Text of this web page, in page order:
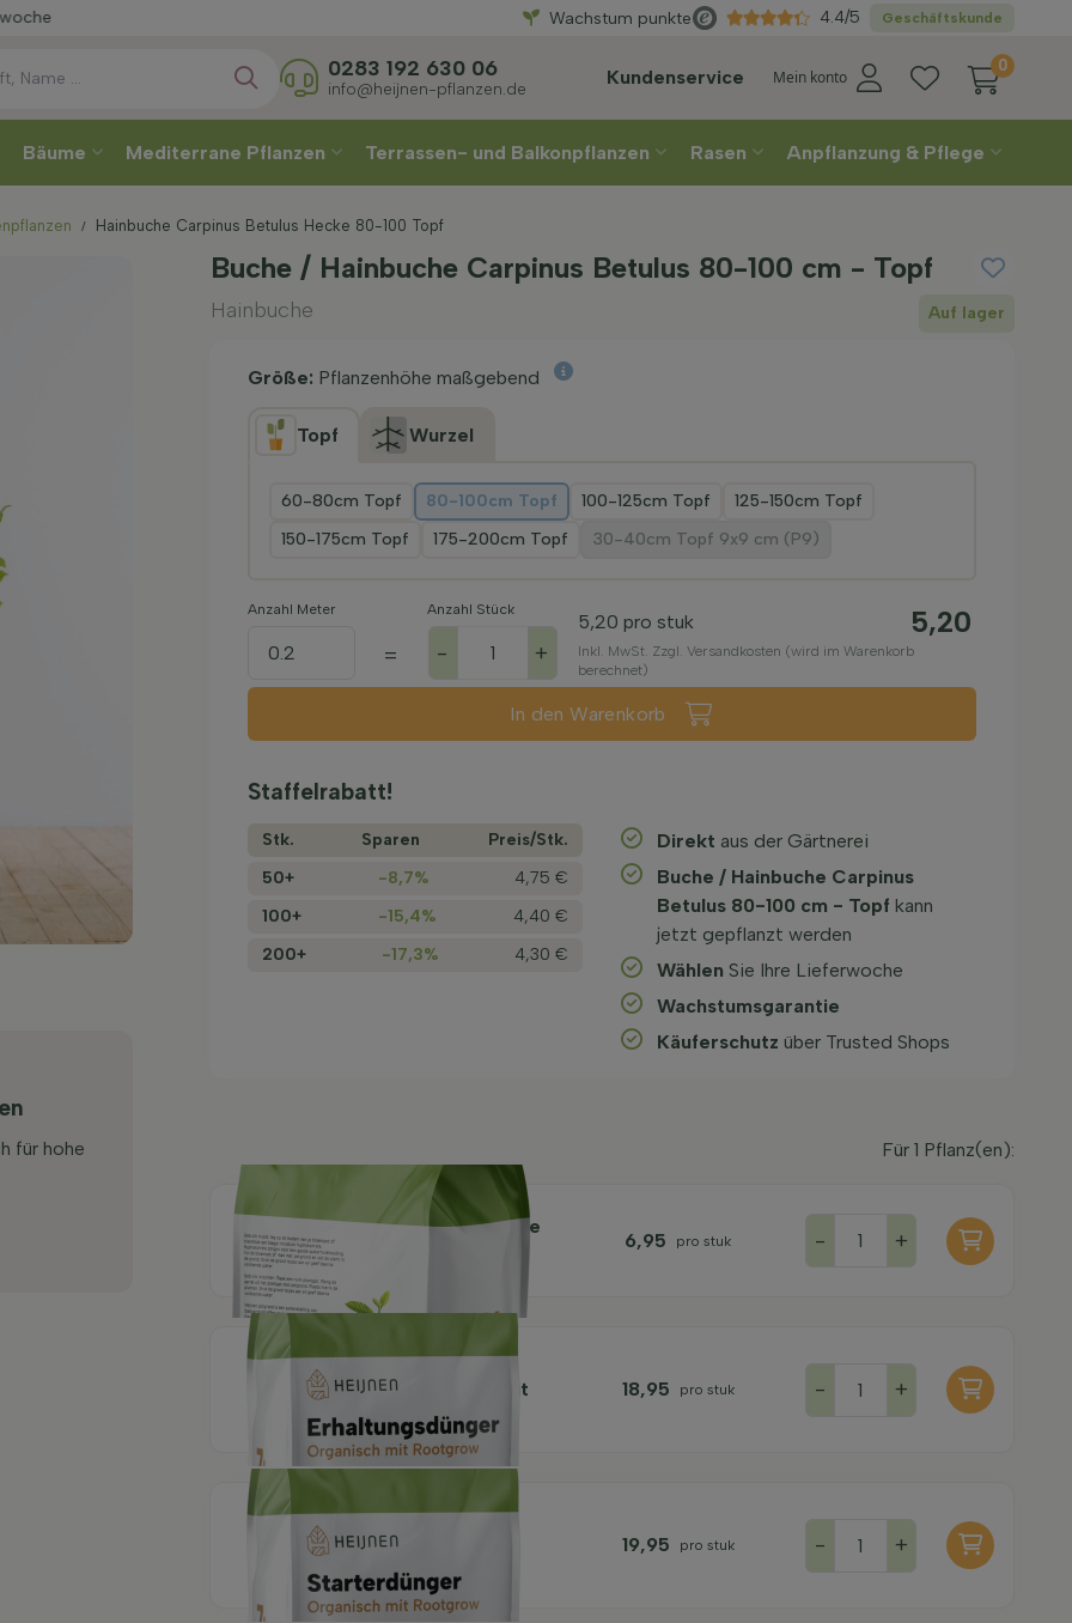
Direktaus der Gärtnerei
Wachstum punkte Geschäftskunde
4.4/5
Kundenservice Mein konto
0
0283 192 630 06
info@heijnen-pflanzen.de
Bäume Mediterrane Pflanzen Terrassen- und Balkonpflanzen Rasen Anpflanzung & Pflege
Hainbuche Carpinus Betulus Hecke 80-100 Topf
Buche / Hainbuche Carpinus Betulus 80-100 cm - Topf
Hainbuche Auf lager
für hohe
Größe: Pflanzenhöhe maßgebend
Topf Wurzel
60-80cm Topf 80-100cm Topf 100-125cm Topf
125-150cm Topf
150-175cm Topf
175-200cm Topf 30-40cm Topf 9x9 cm (P9)
Anzahl Meter
=
Anzahl Stück
- +
5,20 pro stuk 5,20
Inkl. MwSt. Zzgl. Versandkosten (wird im Warenkorb
berechnet)
In den Warenkorb
Staffelrabatt!
Stk. Sparen
Preis/­Stk.
50+
-8,7%
4,75 €
100+
-15,4%
4,40 €
200+
-17,3% 4,30 €
Direkt aus der Gärtnerei
Buche / Hainbuche Carpinus
Betulus 80-100 cm - Topf kann
jetzt gepflanzt werden
Wählen Sie Ihre Lieferwoche
Wachstums­garantie
Käuferschutz über Trusted Shops
Für 1 Pflanz(en):
Organische Pflanzerde
40 l
6,95 pro stuk - +
Organischer
Erhaltungsdünger mit
Rootgrow 7 kg
18,95 pro stuk - +
Organischer
Starterdünger mit
Rootgrow 7 kg
19,95 pro stuk - +